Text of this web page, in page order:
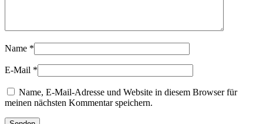
Name *
E-Mail *
Name, E-Mail-Adresse und Website in diesem Browser für
meinen nächsten Kommentar speichern.